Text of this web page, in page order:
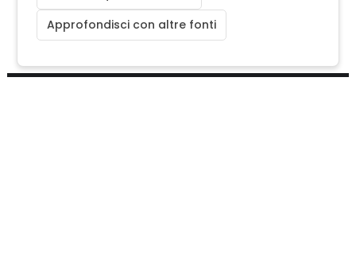
Approfondisci con altre fonti